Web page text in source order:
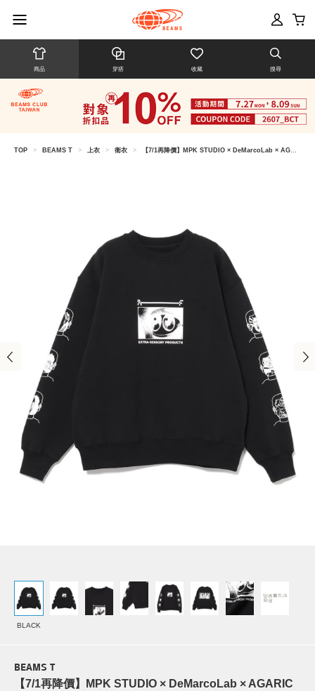
商品 穿搭 收藏 搜尋
TOP > BEAMS T > 上衣 > 衛衣 > 【7/1再降價】MPK STUDIO × DeMarcoLab × AGARIC FLY × BEAMS T / 男裝 SWEAT CREW
BLACK
BEAMS T
【7/1再降價】MPK STUDIO × DeMarcoLab × AGARIC